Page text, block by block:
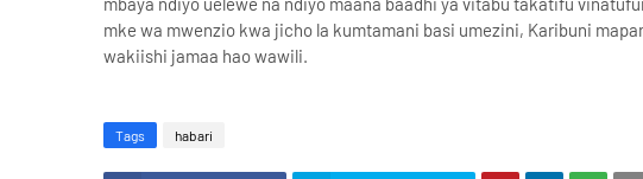
mke wa mwenzio kwa jicho la kumtamani basi umezini, Karibuni
wakiishi jamaa hao wawili.
Tags habari